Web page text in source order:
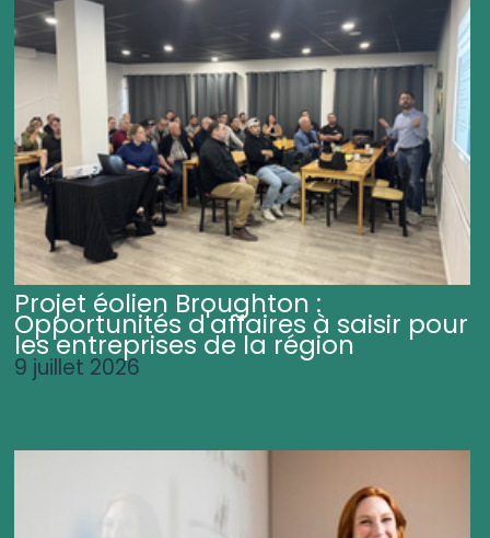
Projet éolien Broughton :
Opportunités d'affaires à saisir pour
les entreprises de la région
9 juillet 2026